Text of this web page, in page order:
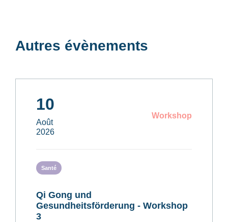
Autres évènements
10
Août
2026
Workshop
Santé
Qi Gong und
Gesundheitsförderung - Workshop
3